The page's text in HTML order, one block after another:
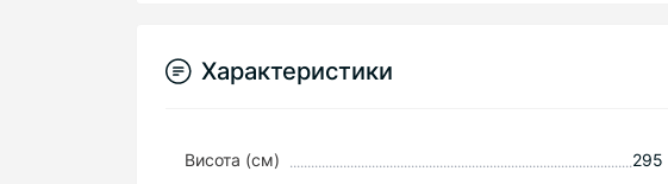
Характеристики
Висота (см) 295